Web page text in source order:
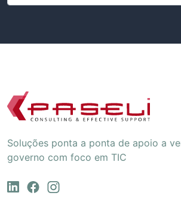
Soluções ponta a ponta de apoio a
governo com foco em TIC